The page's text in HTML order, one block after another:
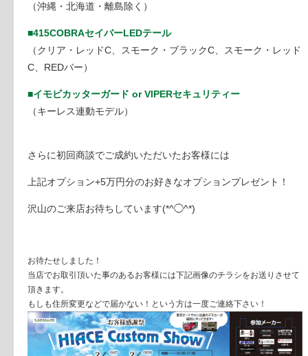
（沖縄・北海道・離島除く）
■415COBRAセイバーLEDテール
（クリア・レッドC、スモーク・ブラックC、スモーク・ レッド
C、REDバー）
■イモビカッターガード or VIPERセキュリティー
（キーレス連動モデル）
さらに初回商談でご成約いただいたお客様には
上記オプシ ョン+5万円分のお好きなオプションプレゼント！
沢山のご来店お待ちしています(*^◯^*)
お待たせしました！
当店でお取引頂いた事のあるお客様には下記画像のチラシをお送りさせて
頂きます。
もしも住所変更などで届かない！という方は一度ご連絡下さい！